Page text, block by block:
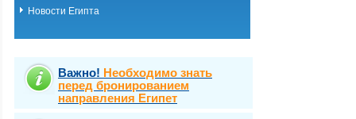
Новости Египта
Важно! Необходимо знать
перед бронированием
направления Египет